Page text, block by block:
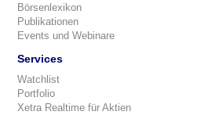
Börsenlexikon
Publikationen
Events und Webinare
Services
Watchlist
Portfolio
Xetra Realtime für Aktien